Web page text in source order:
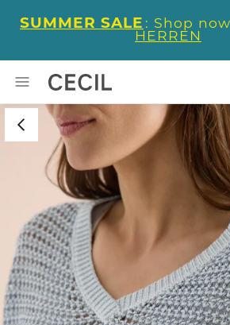
SUMMER SALE : Shop
HERREN